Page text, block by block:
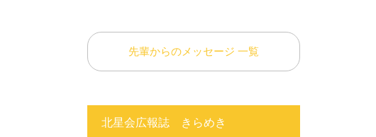
先輩からのメッセージ 一覧
北星会広報誌 きらめき